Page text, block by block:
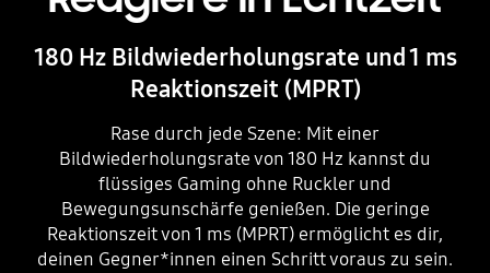
180 Hz Bildwiederholungsrate und 1 ms
Reaktionszeit (MPRT)
Rase durch jede Szene: Mit einer
Bildwiederholungsrate von 180 Hz kannst du
flüssiges Gaming ohne Ruckler und
Bewegungsunschärfe genießen. Die geringe
Reaktionszeit von 1 ms (MPRT) ermöglicht es dir,
deinen Gegner*innen einen Schritt voraus zu sein.